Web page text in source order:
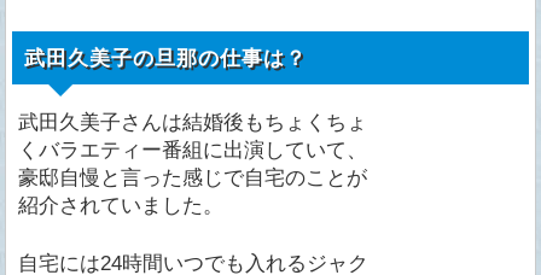
武田久美子の旦那の仕事は？
武田久美子さんは結婚後もちょくちょ
くバラエティー番組に出演していて、
豪邸自慢と言った感じで自宅のことが
紹介されていました。
自宅には24時間いつでも入れるジャク